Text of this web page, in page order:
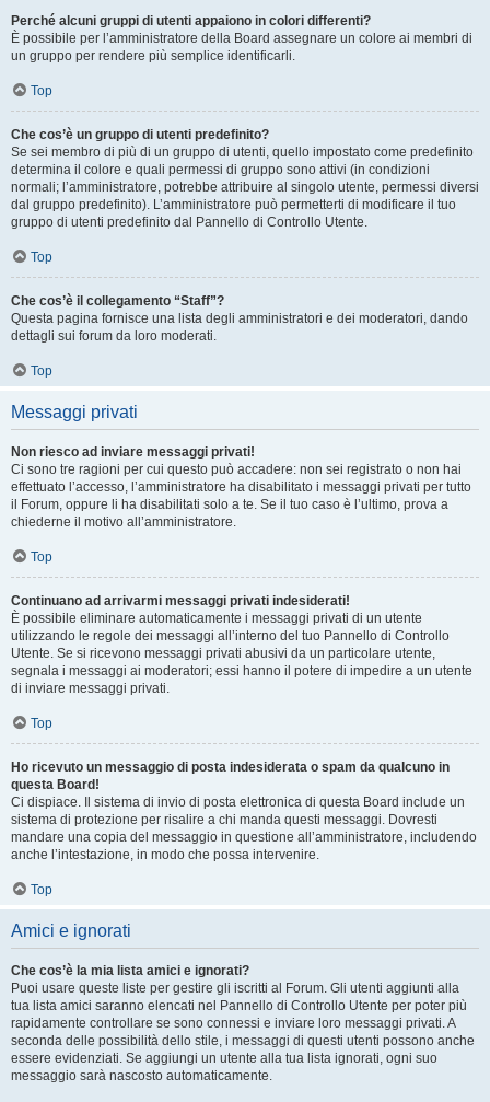
Perché alcuni gruppi di utenti appaiono in colori differenti?
È possibile per l’amministratore della Board assegnare un colore ai membri di
un gruppo per rendere più semplice identificarli.
Top
Che cos’è un gruppo di utenti predefinito?
Se sei membro di più di un gruppo di utenti, quello impostato come predefinito
determina il colore e quali permessi di gruppo sono attivi (in condizioni
normali; l’amministratore, potrebbe attribuire al singolo utente, permessi diversi
dal gruppo predefinito). L’amministratore può permetterti di modificare il tuo
gruppo di utenti predefinito dal Pannello di Controllo Utente.
Top
Che cos’è il collegamento “Staff”?
Questa pagina fornisce una lista degli amministratori e dei moderatori, dando
dettagli sui forum da loro moderati.
Top
Messaggi privati
Non riesco ad inviare messaggi privati!
Ci sono tre ragioni per cui questo può accadere: non sei registrato o non hai
effettuato l’accesso, l’amministratore ha disabilitato i messaggi privati per tutto
il Forum, oppure li ha disabilitati solo a te. Se il tuo caso è l’ultimo, prova a
chiederne il motivo all’amministratore.
Top
Continuano ad arrivarmi messaggi privati indesiderati!
È possibile eliminare automaticamente i messaggi privati ​​di un utente
utilizzando le regole dei messaggi all’interno del tuo Pannello di Controllo
Utente. Se si ricevono messaggi privati ​​abusivi da un particolare utente,
segnala i messaggi ai moderatori; essi hanno il potere di impedire a un utente
di inviare messaggi privati​​.
Top
Ho ricevuto un messaggio di posta indesiderata o spam da qualcuno in
questa Board!
Ci dispiace. Il sistema di invio di posta elettronica di questa Board include un
sistema di protezione per risalire a chi manda questi messaggi. Dovresti
mandare una copia del messaggio in questione all’amministratore, includendo
anche l’intestazione, in modo che possa intervenire.
Top
Amici e ignorati
Che cos’è la mia lista amici e ignorati?
Puoi usare queste liste per gestire gli iscritti al Forum. Gli utenti aggiunti alla
tua lista amici saranno elencati nel Pannello di Controllo Utente per poter più
rapidamente controllare se sono connessi e inviare loro messaggi privati. A
seconda delle possibilità dello stile, i messaggi di questi utenti possono anche
essere evidenziati. Se aggiungi un utente alla tua lista ignorati, ogni suo
messaggio sarà nascosto automaticamente.